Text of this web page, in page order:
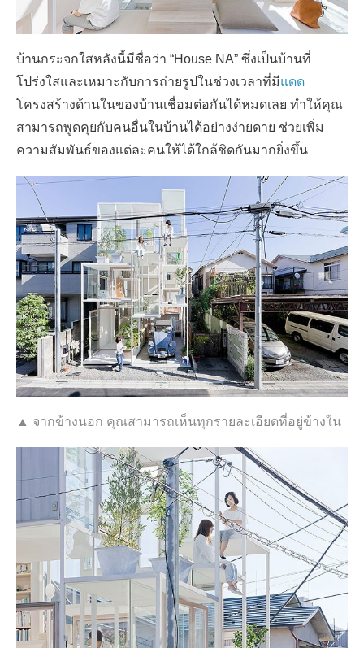
บ้านกระจกใสหลังนี้มีชื่อว่า “House NA” ซึ่งเป็นบ้านที่
โปร่งใสและเหมาะกับการถ่ายรูปในช่วงเวลาที่มีแดด
โครงสร้างด้านในของบ้านเชื่อมต่อกันได้หมดเลย ทำให้คุณ
สามารถพูดคุยกับคนอื่นในบ้านได้อย่างง่ายดาย ช่วยเพิ่ม
ความสัมพันธ์ของแต่ละคนให้ได้ใกล้ชิดกันมากยิ่งขึ้น
▲ จากข้างนอก คุณสามารถเห็นทุกรายละเอียดที่อยู่ข้างใน